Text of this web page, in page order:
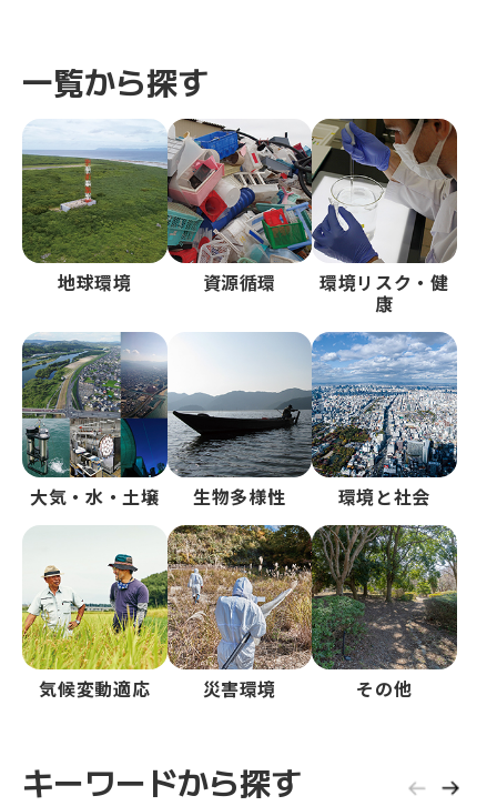
一覧から探す
地球環境 資源循環 環境リスク・健
康
大気・水・土壌 生物多様性 環境と社会
気候変動適応 災害環境 その他
キーワードから探す